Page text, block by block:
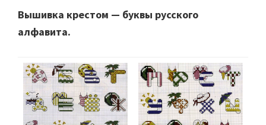
Вышивка крестом — буквы русского
алфавита.